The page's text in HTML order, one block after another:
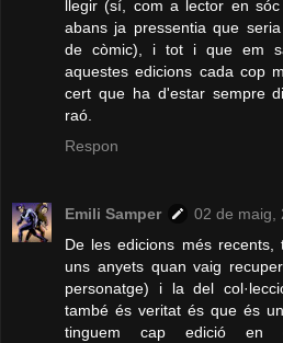
llegir (sí, com a lector en
abans ja pressentia que
de còmic), i tot i que em
aquestes edicions cada cop
cert que ha d'estar sempre
raó.
Respon
Emili Samper
02 de maig,
De les edicions més
uns anyets quan vaig
personatge) i la del
també és veritat és que és
tinguem cap edició en